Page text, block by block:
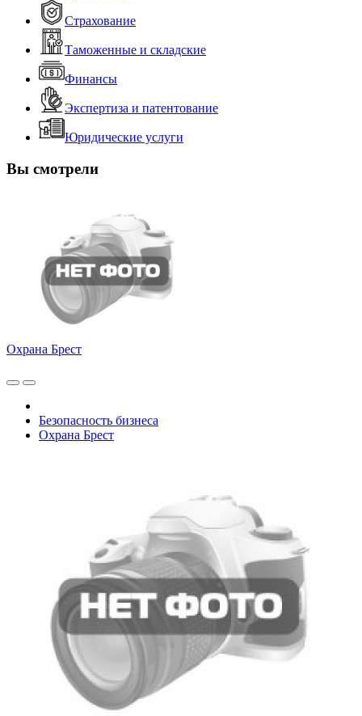
Страхование
Таможенные и складские
Финансы
Экспертиза и патентование
Юридические услуги
Вы смотрели
Охрана Брест
Безопасность бизнеса
Охрана Брест